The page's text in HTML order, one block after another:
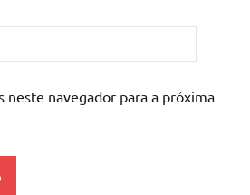
neste navegador para a próxima